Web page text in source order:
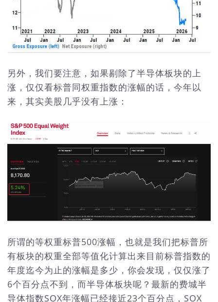
另外，我们要注意，如果剔除了半导体板块的上
涨，仅仅看标普同权重指数的涨幅的话，今年以
来，其实美股几乎没有上涨：
所谓的等权重标普500涨幅，也就是我们把标普所
有板块的权重全部等值化计算出来目前标普指数的
年度迄今为止的涨幅是多少，你会发现，仅仅涨了
6个百分点不到，而半导体板块呢？最新的费城半
导体指数SOX年涨幅已经接近23个百分点，SOX